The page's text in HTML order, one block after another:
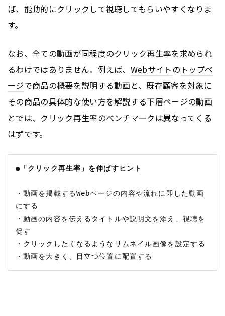
ば、能動的にクリックして視聴してもらいやすくなりま
す。
なお、全ての動画が同程度のクリック再生率を求められ
るわけではありません。例えば、 Webサイトの トップペ
ージで商品の概要を説明する動画と、既存顧客を対象に
その商品の具体的な使い方を解説する下層ページの動画
とでは、クリック再生率のベンチマークは異なってくる
はずです。
●「クリック再生率」を伸ばすヒント
・動画を掲載するWebページの内容や流れに即した動画
にする
・動画の内容を伝えるタイトルや説明文を添え、視聴を
促す
・クリックしたくなるようなサムネイル画像を設定する